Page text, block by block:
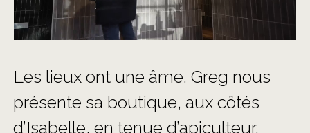
Les lieux ont une âme. Greg nous
présente sa boutique, aux côtés
d’Isabelle, en tenue d’apiculteur.